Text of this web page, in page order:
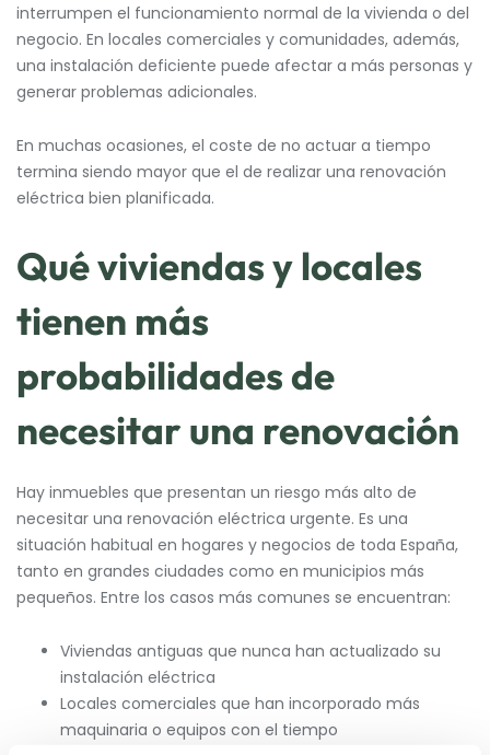
interrumpen el funcionamiento normal de la vivienda o del
negocio. En locales comerciales y comunidades, además,
una instalación deficiente puede afectar a más personas y
generar problemas adicionales.
En muchas ocasiones, el coste de no actuar a tiempo
termina siendo mayor que el de realizar una renovación
eléctrica bien planificada.
Qué viviendas y locales
tienen más
probabilidades de
necesitar una renovación
Hay inmuebles que presentan un riesgo más alto de
necesitar una renovación eléctrica urgente. Es una
situación habitual en hogares y negocios de toda España,
tanto en grandes ciudades como en municipios más
pequeños. Entre los casos más comunes se encuentran:
Viviendas antiguas que nunca han actualizado su
instalación eléctrica
Locales comerciales que han incorporado más
maquinaria o equipos con el tiempo